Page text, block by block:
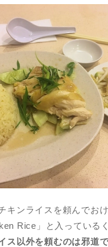
キンライスを頼んでお
Rice」と入っている
ス以外を頼むのは邪道で